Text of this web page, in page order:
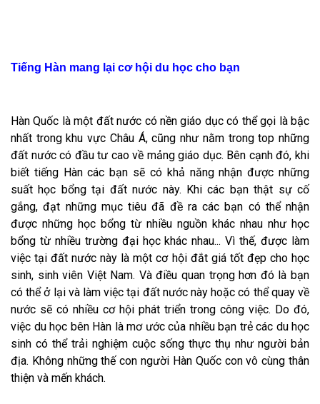
Tiếng Hàn mang lại cơ hội du học cho bạn
Hàn Quốc là một đất nước có nền giáo dục có thể gọi là bậc
nhất trong khu vực Châu Á, cũng như nằm trong top những
đất nước có đầu tư cao về mảng giáo dục. Bên cạnh đó, khi
biết tiếng Hàn các bạn sẽ có khả năng nhận được những
suất học bổng tại đất nước này. Khi các bạn thật sự cố
gắng, đạt những mục tiêu đã đề ra các bạn có thể nhận
được những học bổng từ nhiều nguồn khác nhau như học
bổng từ nhiều trường đại học khác nhau... Vì thế, được làm
việc tại đất nước này là một cơ hội đắt giá tốt đẹp cho học
sinh, sinh viên Việt Nam. Và điều quan trọng hơn đó là bạn
có thể ở lại và làm việc tại đất nước này hoặc có thể quay về
nước sẽ có nhiều cơ hội phát triển trong công việc. Do đó,
việc du học bên Hàn là mơ ước của nhiều bạn trẻ các du học
sinh có thể trải nghiệm cuộc sống thực thụ như người bản
địa. Không những thế con người Hàn Quốc con vô cùng thân
thiện và mến khách.